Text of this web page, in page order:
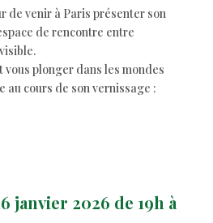
de venir à Paris présenter son
de rencontre entre
plonger dans les mondes
au cours de son vernissage :
janvier 2026 de 19h à